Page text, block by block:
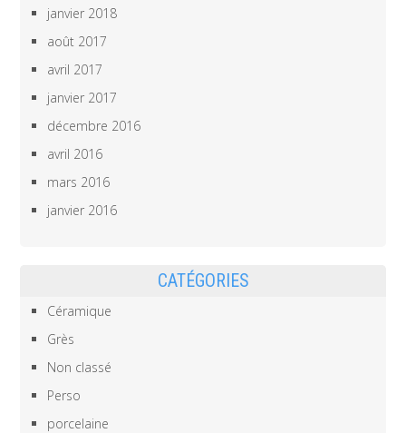
janvier 2018
août 2017
avril 2017
janvier 2017
décembre 2016
avril 2016
mars 2016
janvier 2016
CATÉGORIES
Céramique
Grès
Non classé
Perso
porcelaine